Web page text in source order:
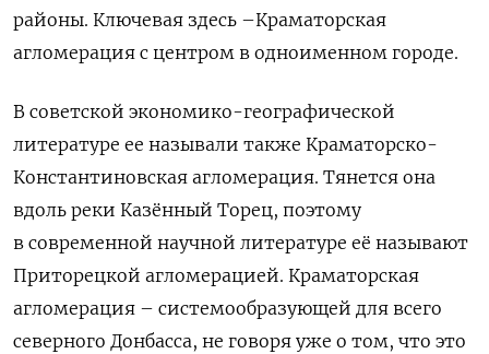
районы. Ключевая здесь –Краматорская
агломерация с центром в одноименном городе.
В советской экономико-географической
литературе ее называли также Краматорско-
Константиновская агломерация. Тянется она
вдоль реки Казённый Торец, поэтому
в современной научной литературе её называют
Приторецкой агломерацией. Краматорская
агломерация – системообразующей для всего
северного Донбасса, не говоря уже о том, что это